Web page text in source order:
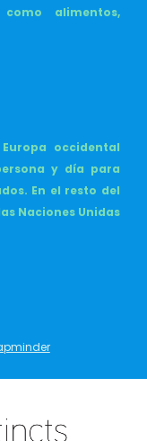
alimentos,
occidental
y día para
En el resto del
Naciones Unidas